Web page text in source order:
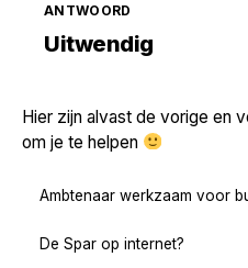
ANTWOORD
Uitwendig
Hier zijn alvast de vorige en
om je te helpen
Ambtenaar werkzaam voor
De Spar op internet?